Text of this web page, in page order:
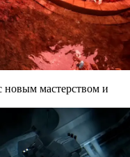
новым мастерством и